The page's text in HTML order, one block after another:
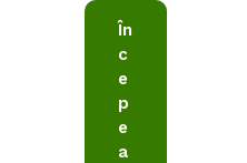
În
c
e
p
e
a